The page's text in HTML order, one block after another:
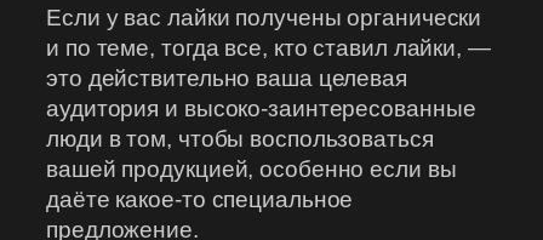
Если у вас лайки получены органически
и по теме, тогда все, кто ставил лайки, —
это действительно ваша целевая
аудитория и высоко-заинтересованные
люди в том, чтобы воспользоваться
вашей продукцией, особенно если вы
даёте какое-то специальное
предложение.